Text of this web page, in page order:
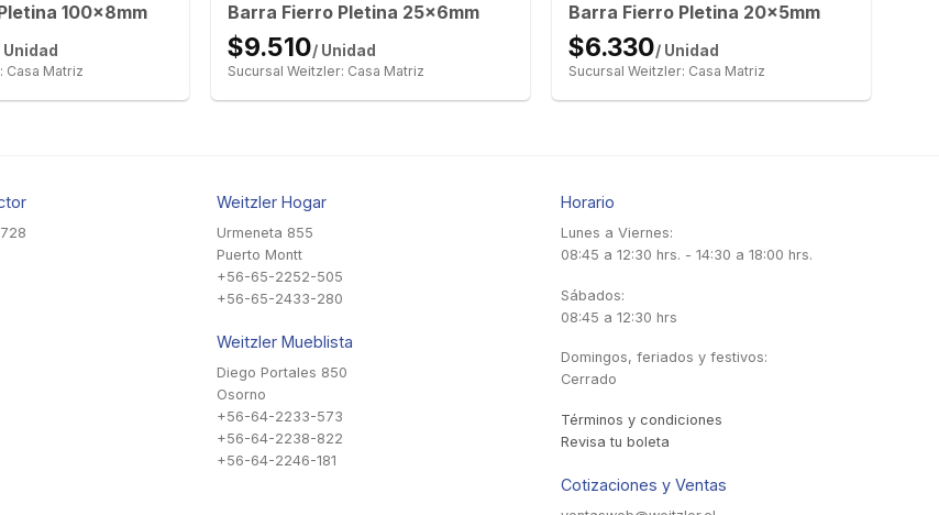
100x8mm
Unidad
Casa Matriz
Barra Fierro Pletina 25x6mm
$9.510/ Unidad
Sucursal Weitzler: Casa Matriz
Barra Fierro Pletina 20x5mm
$6.330/ Unidad
Sucursal Weitzler: Casa Matriz
Weitzler Hogar
Urmeneta 855
Puerto Montt
+56-65-2252-505
+56-65-2433-280
Weitzler Mueblista
Diego Portales 850
Osorno
+56-64-2233-573
+56-64-2238-822
+56-64-2246-181
Horario
Lunes a Viernes:
08:45 a 12:30 hrs. - 14:30 a 18:00 hrs.
Sábados:
08:45 a 12:30 hrs
Domingos, feriados y festivos:
Cerrado
Términos y condiciones
Revisa tu boleta
Cotizaciones y Ventas